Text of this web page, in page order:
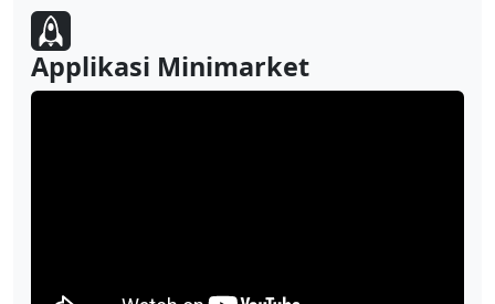
Applikasi Minimarket